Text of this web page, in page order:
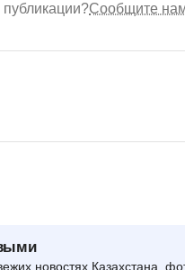
Сообщите
новостях Казахстана,